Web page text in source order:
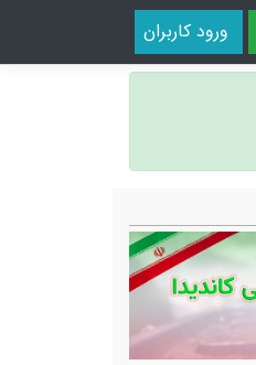
ورود کاربران